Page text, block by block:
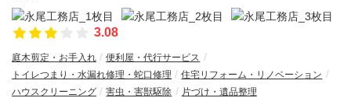
3.08
庭木剪定・お手入れ
便利屋・代行サービス
トイレつまり・水漏れ修理・蛇口修理
住宅リフォーム・リノベーション
ハウスクリーニング
害虫・害獣駆除 片づけ・遺品整理